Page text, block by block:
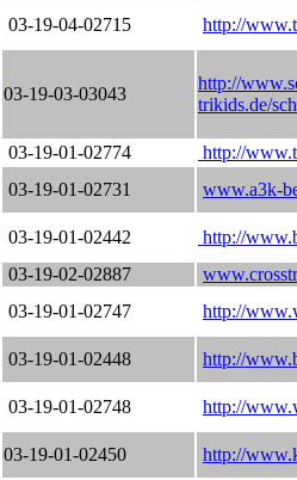
03-19-04-02715 http://
03-19-03-03043
http://
trikids.de/
03-19-01-02774
http://
03-19-01-02731 www.a3k-
03-19-01-02442
http://
03-19-02-02887
03-19-01-02747 http://
03-19-01-02448 http://
03-19-01-02748 http://
03-19-01-02450 http://